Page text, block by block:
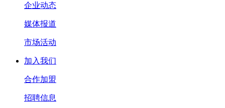
企业动态
媒体报道
市场活动
加入我们
合作加盟
招聘信息